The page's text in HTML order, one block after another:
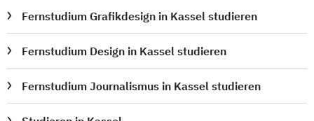
Fernstudium Grafikdesign in Kassel studieren
Fernstudium Design in Kassel studieren
Fernstudium Journalismus in Kassel studieren